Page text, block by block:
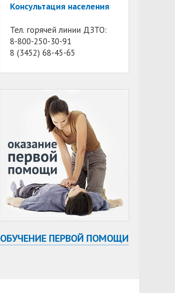
Консультация населения
Тел. горячей линии ДЗТО:
8-800-250-30-91
8 (3452) 68-45-65
ОБУЧЕНИЕ ПЕРВОЙ ПОМОЩИ